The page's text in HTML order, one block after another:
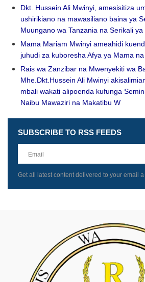
Dkt. Hussein Ali Mwinyi, amesisitiza
ushirikiano na mawasiliano baina ya
Muungano wa Tanzania na Serikali
Mama Mariam Mwinyi ameahidi
juhudi za kuboresha Afya ya Mama
Rais wa Zanzibar na Mwenyekiti wa
Mhe.Dkt.Hussein Ali Mwinyi
mbali wakati alipoenda kufunga
Naibu Mawaziri na Makatibu W
Leave
this
field
blank
SUBSCRIBE TO RSS FEEDS
Get all latest content delivered to your email